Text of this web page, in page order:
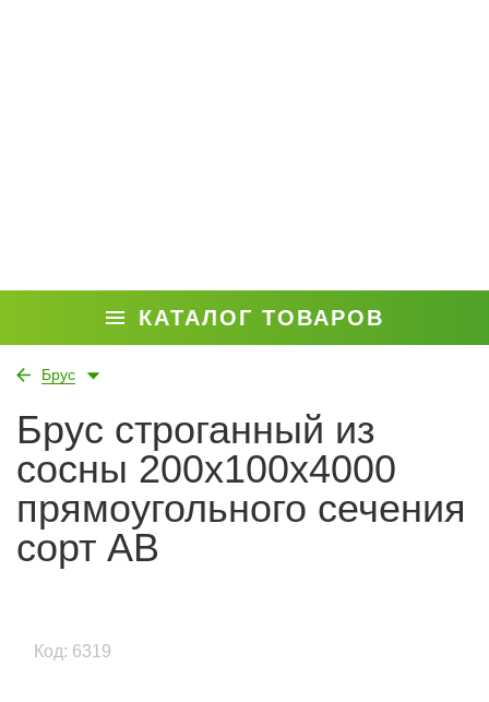
КАТАЛОГ ТОВАРОВ
Брус
Брус строганный из
сосны 200x100x4000
прямоугольного сечения
сорт АВ
Код: 6319